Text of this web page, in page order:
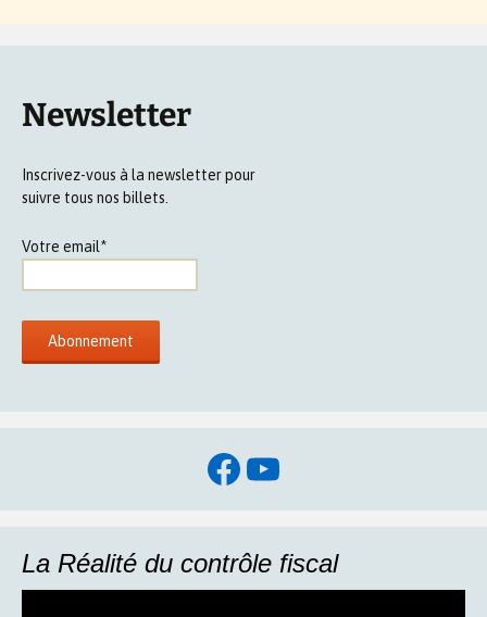
Newsletter
Inscrivez-vous à la newsletter pour
suivre tous nos billets.
Votre email*
Facebook
YouTube
La Réalité du contrôle fiscal